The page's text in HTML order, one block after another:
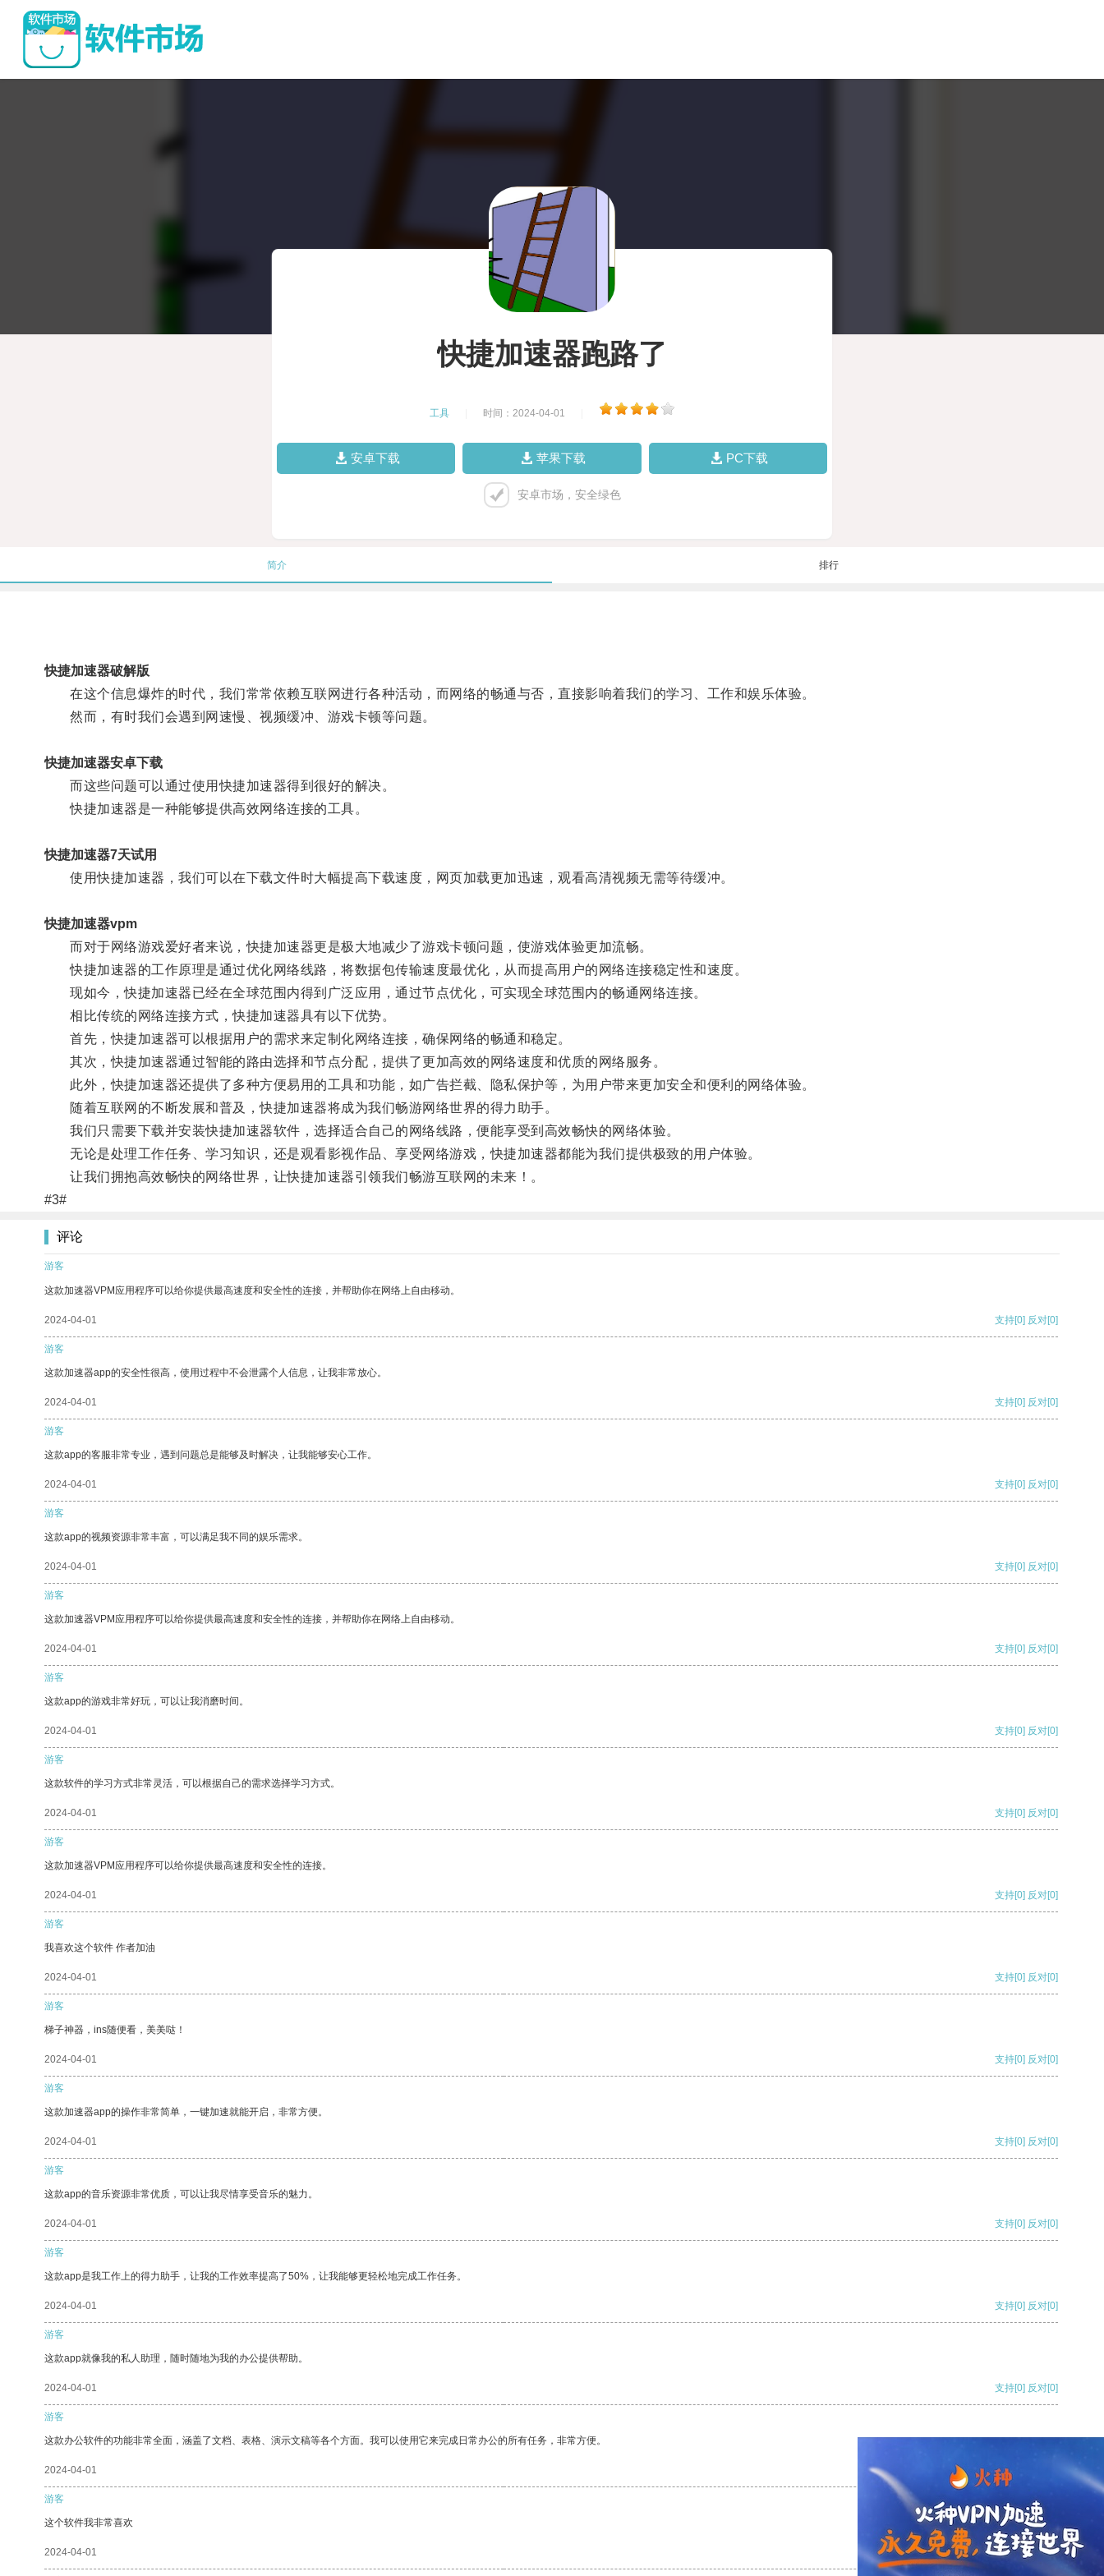
快捷加速器跑路了
工具 时间：2024-04-01
安卓下载 苹果下载 PC下载
安卓市场，安全绿色
简介 排行
快捷加速器破解版
在这个信息爆炸的时代，我们常常依赖互联网进行各种活动，而网络的畅通与否，直接影响着我们的学习、工作和娱乐体验。
然而，有时我们会遇到网速慢、视频缓冲、游戏卡顿等问题。
快捷加速器安卓下载
而这些问题可以通过使用快捷加速器得到很好的解决。
快捷加速器是一种能够提供高效网络连接的工具。
快捷加速器7天试用
使用快捷加速器，我们可以在下载文件时大幅提高下载速度，网页加载更加迅速，观看高清视频无需等待缓冲。
快捷加速器vpm
而对于网络游戏爱好者来说，快捷加速器更是极大地减少了游戏卡顿问题，使游戏体验更加流畅。
快捷加速器的工作原理是通过优化网络线路，将数据包传输速度最优化，从而提高用户的网络连接稳定性和速度。
现如今，快捷加速器已经在全球范围内得到广泛应用，通过节点优化，可实现全球范围内的畅通网络连接。
相比传统的网络连接方式，快捷加速器具有以下优势。
首先，快捷加速器可以根据用户的需求来定制化网络连接，确保网络的畅通和稳定。
其次，快捷加速器通过智能的路由选择和节点分配，提供了更加高效的网络速度和优质的网络服务。
此外，快捷加速器还提供了多种方便易用的工具和功能，如广告拦截、隐私保护等，为用户带来更加安全和便利的网络体验。
随着互联网的不断发展和普及，快捷加速器将成为我们畅游网络世界的得力助手。
我们只需要下载并安装快捷加速器软件，选择适合自己的网络线路，便能享受到高效畅快的网络体验。
无论是处理工作任务、学习知识，还是观看影视作品、享受网络游戏，快捷加速器都能为我们提供极致的用户体验。
让我们拥抱高效畅快的网络世界，让快捷加速器引领我们畅游互联网的未来！。
#3#
评论
游客
这款加速器VPM应用程序可以给你提供最高速度和安全性的连接，并帮助你在网络上自由移动。
2024-04-01 支持[0] 反对[0]
游客
这款加速器app的安全性很高，使用过程中不会泄露个人信息，让我非常放心。
2024-04-01 支持[0] 反对[0]
游客
这款app的客服非常专业，遇到问题总是能够及时解决，让我能够安心工作。
2024-04-01 支持[0] 反对[0]
游客
这款app的视频资源非常丰富，可以满足我不同的娱乐需求。
2024-04-01 支持[0] 反对[0]
游客
这款加速器VPM应用程序可以给你提供最高速度和安全性的连接，并帮助你在网络上自由移动。
2024-04-01 支持[0] 反对[0]
游客
这款app的游戏非常好玩，可以让我消磨时间。
2024-04-01 支持[0] 反对[0]
游客
这款软件的学习方式非常灵活，可以根据自己的需求选择学习方式。
2024-04-01 支持[0] 反对[0]
游客
这款加速器VPM应用程序可以给你提供最高速度和安全性的连接。
2024-04-01 支持[0] 反对[0]
游客
我喜欢这个软件 作者加油
2024-04-01 支持[0] 反对[0]
游客
梯子神器，ins随便看，美美哒！
2024-04-01 支持[0] 反对[0]
游客
这款加速器app的操作非常简单，一键加速就能开启，非常方便。
2024-04-01 支持[0] 反对[0]
游客
这款app的音乐资源非常优质，可以让我尽情享受音乐的魅力。
2024-04-01 支持[0] 反对[0]
游客
这款app是我工作上的得力助手，让我的工作效率提高了50%，让我能够更轻松地完成工作任务。
2024-04-01 支持[0] 反对[0]
游客
这款app就像我的私人助理，随时随地为我的办公提供帮助。
2024-04-01 支持[0] 反对[0]
游客
这款办公软件的功能非常全面，涵盖了文档、表格、演示文稿等各个方面。我可以使用它来完成日常办公的所有任务，非常方便。
2024-04-01 支持
游客
这个软件我非常喜欢
2024-04-01 支持[0] 反对[0]